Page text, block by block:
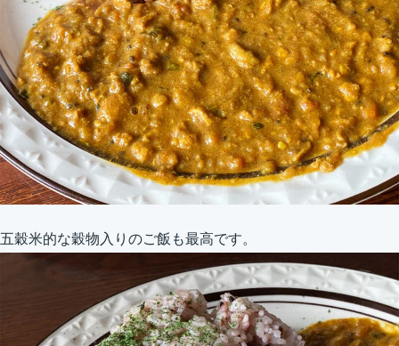
五穀米的な穀物入りのご飯も最高です。